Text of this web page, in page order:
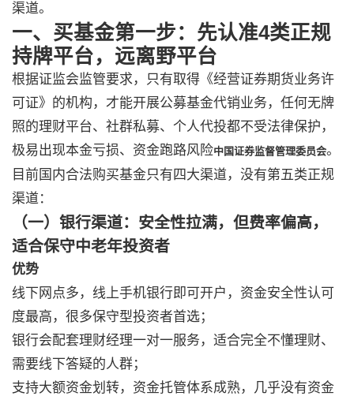
渠道。
一、买基金第一步：先认准4类正规
持牌平台，远离野平台
根据证监会监管要求，只有取得《经营证券期货业务许
可证》的机构，才能开展公募基金代销业务，任何无牌
照的理财平台、社群私募、个人代投都不受法律保护，
极易出现本金亏损、资金跑路风险中国证券监督管理委员会。
目前国内合法购买基金只有四大渠道，没有第五类正规
渠道：
（一）银行渠道：安全性拉满，但费率偏高，
适合保守中老年投资者
优势
线下网点多，线上手机银行即可开户，资金安全性认可
度最高，很多保守型投资者首选；
银行会配套理财经理一对一服务，适合完全不懂理财、
需要线下答疑的人群；
支持大额资金划转，资金托管体系成熟，几乎没有资金